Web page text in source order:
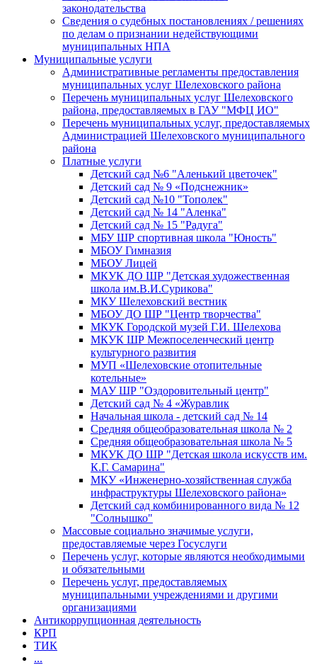
законодательства
Сведения о судебных постановлениях / решениях
по делам о признании недействующими
муниципальных НПА
Муниципальные услуги
Административные регламенты предоставления
муниципальных услуг Шелеховского района
Перечень муниципальных услуг Шелеховского
района, предоставляемых в ГАУ "МФЦ ИО"
Перечень муниципальных услуг, предоставляемых
Администрацией Шелеховского муниципального
района
Платные услуги
Детский сад №6 "Аленький цветочек"
Детский сад № 9 «Подснежник»
Детский сад №10 "Тополек"
Детский сад № 14 "Аленка"
Детский сад № 15 "Радуга"
МБУ ШР спортивная школа "Юность"
МБОУ Гимназия
МБОУ Лицей
МКУК ДО ШР "Детская художественная
школа им.В.И.Сурикова"
МКУ Шелеховский вестник
МБОУ ДО ШР "Центр творчества"
МКУК Городской музей Г.И. Шелехова
МКУК ШР Межпоселенческий центр
культурного развития
МУП «Шелеховские отопительные
котельные»
МАУ ШР "Оздоровительный центр"
Детский сад № 4 «Журавлик
Начальная школа - детский сад № 14
Средняя общеобразовательная школа № 2
Средняя общеобразовательная школа № 5
МКУК ДО ШР "Детская школа искусств им.
К.Г. Самарина"
МКУ «Инженерно-хозяйственная служба
инфраструктуры Шелеховского района»
Детский сад комбинированного вида № 12
"Солнышко"
Массовые социально значимые услуги,
предоставляемые через Госуслуги
Перечень услуг, которые являются необходимыми
и обязательными
Перечень услуг, предоставляемых
муниципальными учреждениями и другими
организациями
Антикоррупционная деятельность
КРП
ТИК
...